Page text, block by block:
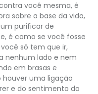
você mesma, é
sobre a base da vida,
purificar de
é como se você fosse
só tem que ir,
nenhum lado e nem
em brasas e
houver uma ligação
e do sentimento do